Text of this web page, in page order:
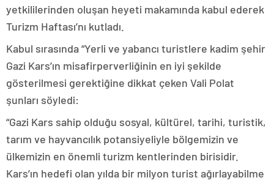
yetkililerinden oluşan heyeti makamında kabul ederek
Turizm Haftası’nı kutladı.
Kabul sırasında “Yerli ve yabancı turistlere kadim şehir
Gazi Kars’ın misafirperverliğinin en iyi şekilde
gösterilmesi gerektiğine dikkat çeken Vali Polat
şunları söyledi:
“Gazi Kars sahip olduğu sosyal, kültürel, tarihi, turistik,
tarım ve hayvancılık potansiyeliyle bölgemizin ve
ülkemizin en önemli turizm kentlerinden birisidir.
Kars’ın hedefi olan yılda bir milyon turist ağırlayabilme